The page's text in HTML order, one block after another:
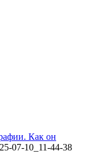
Как он
07-10_11-44-38